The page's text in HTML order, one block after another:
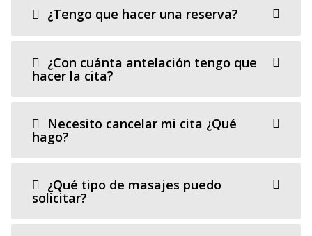
¿Tengo que hacer una reserva?
¿Con cuánta antelación tengo que
hacer la cita?
Necesito cancelar mi cita ¿Qué
hago?
¿Qué tipo de masajes puedo
solicitar?